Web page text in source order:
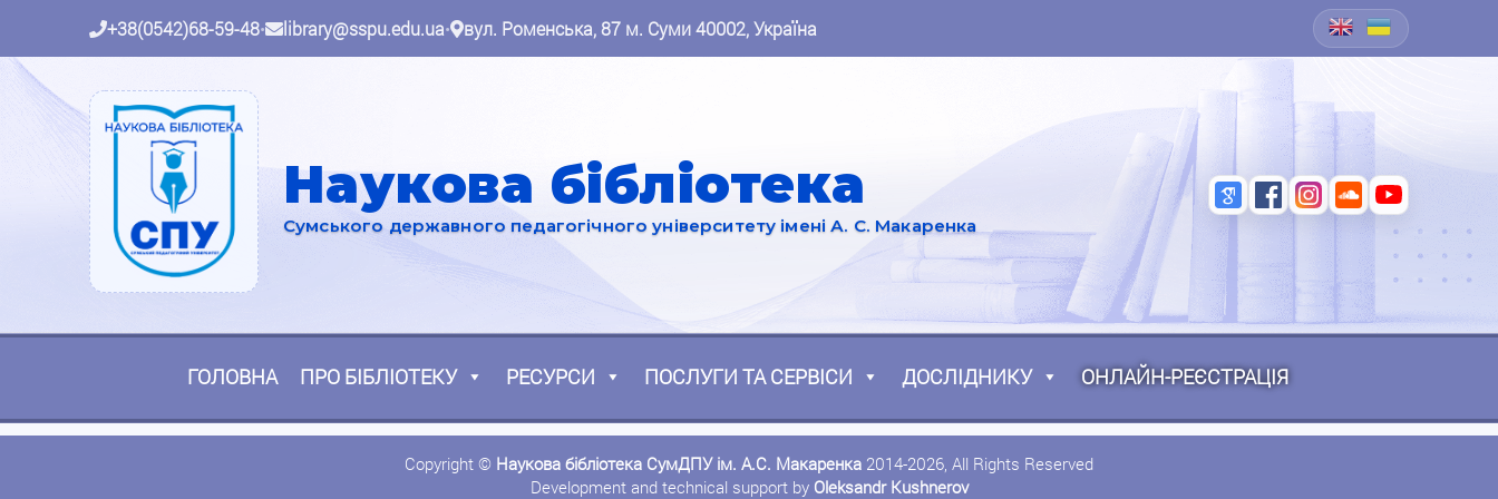
+38(0542)68-59-48• library@sspu.edu.ua• вул. Роменська, 87 м. Суми 40002, Україна
Наукова бібліотека
Сумського державного педагогічного університету імені А. С. Макаренка
ГОЛОВНА ПРО БІБЛІОТЕКУ РЕСУРСИ ПОСЛУГИ ТА СЕРВІСИ ДОСЛІДНИКУ ОНЛАЙН-РЕЄСТРАЦІЯ
Copyright © Наукова бібліотека СумДПУ ім. А.С. Макаренка 2014-2026, All Rights Reserved
Development and technical support by Oleksandr Kushnerov